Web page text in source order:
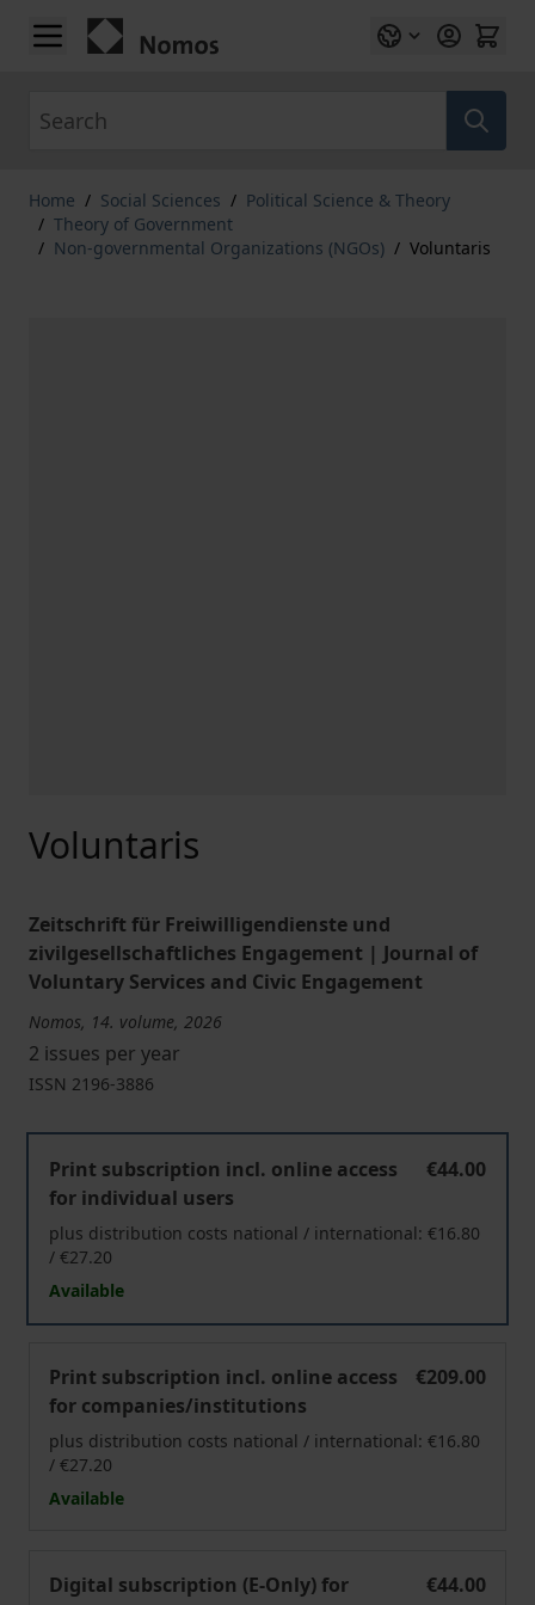
Skip to Content
Home / Social Sciences / Political Science & Theory
/ Theory of Government
/ Non-governmental Organizations (NGOs) / Voluntaris
Voluntaris
Zeitschrift für Freiwilligendienste und
zivilgesellschaftliches Engagement | Journal of
Voluntary Services and Civic Engagement
Nomos, 14. volume, 2026
2 issues per year
ISSN 2196-3886
Print subscription incl. online access
for individual users
€44.00
plus distribution costs national / international: €16.80
/ €27.20
Available
Print subscription incl. online access
for companies/institutions
€209.00
plus distribution costs national / international: €16.80
/ €27.20
Available
Digital subscription (E-Only) for
€44.00